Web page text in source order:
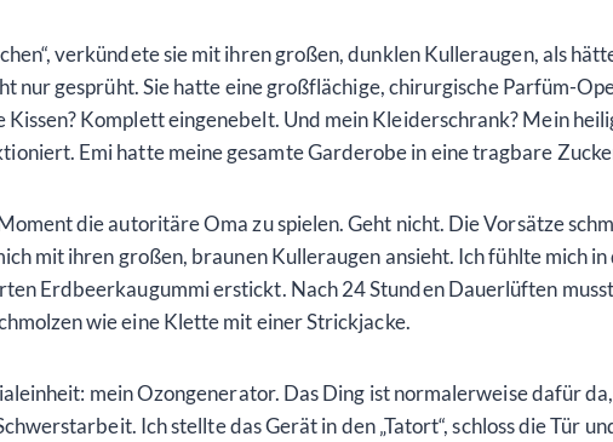
verkündete sie mit ihren großen, dunklen Kulleraugen, als
nur gesprüht. Sie hatte eine großflächige, chirurgische Parfüm-
Kissen? Komplett eingenebelt. Und mein Kleiderschrank? Mein
Emi hatte meine gesamte Garderobe in eine tragbare
die autoritäre Oma zu spielen. Geht nicht. Die Vorsätze
mit ihren großen, braunen Kulleraugen ansieht. Ich fühlte mich
Erdbeerkaugummi erstickt. Nach 24 Stunden Dauerlüften
wie eine Klette mit einer Strickjacke.
mein Ozongenerator. Das Ding ist normalerweise dafür
Ich stellte das Gerät in den „Tatort“, schloss die Tür